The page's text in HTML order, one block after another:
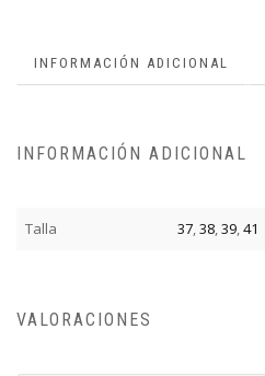
INFORMACIÓN ADICIONAL
INFORMACIÓN ADICIONAL
Talla 37,38,39,41
VALORACIONES